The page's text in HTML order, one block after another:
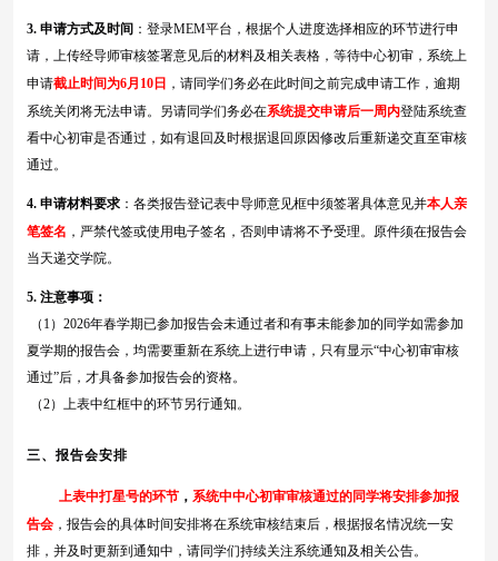
3. 申请方式及时间 ：登录MEM平台，根据个人进度选择相应的环节进行申
请 ，上传经导师审核签署意见后的材料及相关表格，等待中心初审， 系统上
申请截止时间为6月10日 ，请同学们务必在此时间之前完成申请工作 ，逾期
系统关闭将无法申请。 另请同学们务必在系统提交申请后一周内登陆系统查
看中心初审是否通过，如有退回及时根据退回原因修改后重新递交直至审核
通过。
4. 申请材料要求 ：各类报告登记表中导师意见框中须签署具体意见并本人亲
笔签名 ，严禁代签或使用电子签名，否则申请将不予受理。原件须在报告会
当天递交学院。
5. 注意事项：
（ 1）2026年春学期已参加报告会未通过者和有事未能参加的同学如需参加
夏学期的报告会，均需要重新在系统上进行申请，只有显示“中心初审审核
通过”后，才具备参加报告会的资格。
（2）上表中红框中的环节另行通知。
三、报告会安排
上表中打星号的环节 ， 系统中中心初审审核通过的同学将安排参加报
告会 ， 报告会的具体时间安排将在系统审核结束后，根据报名情况统一安
排，并及时更新到通知中，请同学们持续关注系统通知及相关公告。